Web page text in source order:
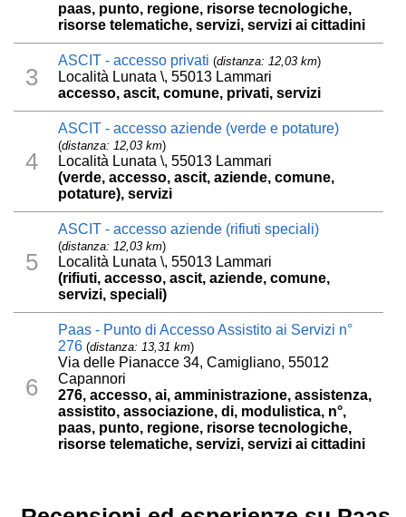
paas, punto, regione, risorse tecnologiche,
risorse telematiche, servizi, servizi ai cittadini
3
ASCIT - accesso privati (distanza: 12,03 km)
Località Lunata \, 55013 Lammari
accesso, ascit, comune, privati, servizi
4
ASCIT - accesso aziende (verde e potature)
(distanza: 12,03 km)
Località Lunata \, 55013 Lammari
(verde, accesso, ascit, aziende, comune,
potature), servizi
5
ASCIT - accesso aziende (rifiuti speciali)
(distanza: 12,03 km)
Località Lunata \, 55013 Lammari
(rifiuti, accesso, ascit, aziende, comune,
servizi, speciali)
6
Paas - Punto di Accesso Assistito ai Servizi n°
276 (distanza: 13,31 km)
Via delle Pianacce 34, Camigliano, 55012
Capannori
276, accesso, ai, amministrazione, assistenza,
assistito, associazione, di, modulistica, n°,
paas, punto, regione, risorse tecnologiche,
risorse telematiche, servizi, servizi ai cittadini